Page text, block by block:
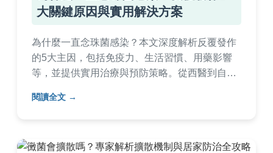
大關鍵原因與實用解決方案
為什麼一直念珠菌感染？本文深度解析反覆發作
的5大主因，包括免疫力、生活習慣、用藥影響
等，並提供實用治療與預防策略。從西醫到自然
困擾。內容基於專業知識與個人經驗，確保實用
閱讀全文